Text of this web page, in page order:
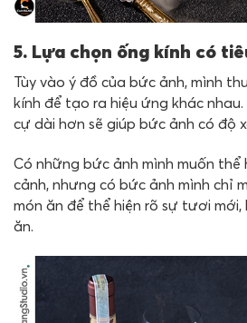
5. Lựa chọn ống kính có
Tùy vào ý đồ của bức ảnh, mình
kính để tạo ra hiệu ứng khác
cự dài hơn sẽ giúp bức ảnh có độ
Có những bức ảnh mình muốn thể
cảnh, nhưng có bức ảnh mình chỉ
món ăn để thể hiện rõ sự tươi mới,
ăn.